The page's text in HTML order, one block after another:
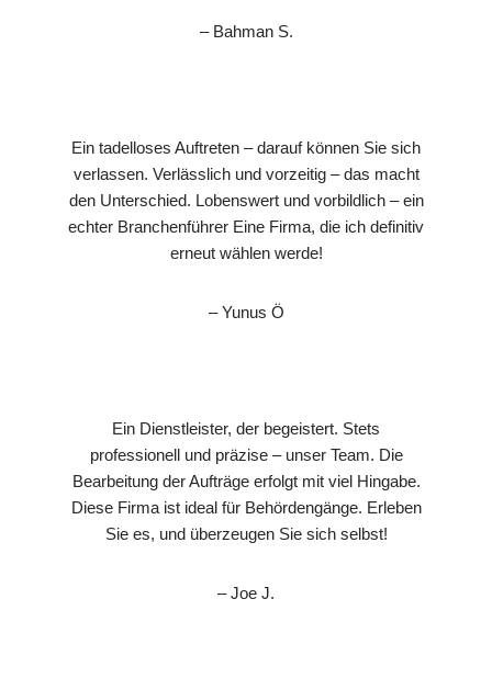
– Bahman S.
Ein tadelloses Auftreten – darauf können Sie sich
verlassen. Verlässlich und vorzeitig – das macht
den Unterschied. Lobenswert und vorbildlich – ein
echter Branchenführer Eine Firma, die ich definitiv
erneut wählen werde!
– Yunus Ö
Ein Dienstleister, der begeistert. Stets
professionell und präzise – unser Team. Die
Bearbeitung der Aufträge erfolgt mit viel Hingabe.
Diese Firma ist ideal für Behördengänge. Erleben
Sie es, und überzeugen Sie sich selbst!
– Joe J.